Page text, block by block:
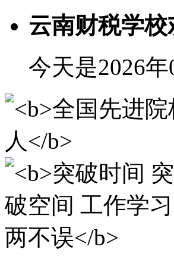
云南财税学校
今天是2026年